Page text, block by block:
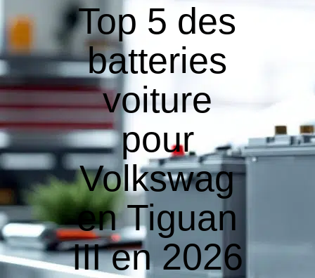
Top 5 des
batteries
voiture
pour
Volkswag
en Tiguan
III en 2026